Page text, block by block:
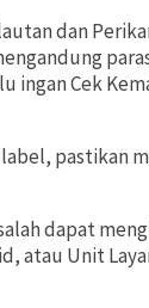
dan
Cek
pastikan
dapat
atau Unit